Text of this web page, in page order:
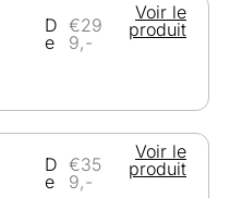
D
e
€29
9,-
Voir le
produit
D
e
€35
9,-
Voir le
produit